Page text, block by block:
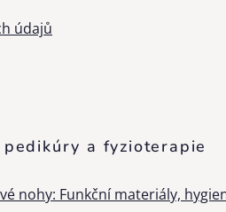
údajů
a fyzioterapie
nohy: Funkční materiály,